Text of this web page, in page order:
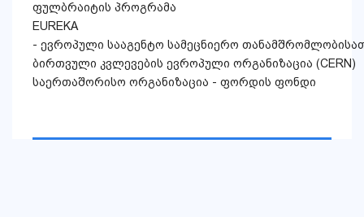
ფულბრაიტის პროგრამა
EUREKA
- ევროპული სააგენტო სამეცნიერო
ბირთვული კვლევების ევროპული ორგანიზაცია (CERN)
საერთაშორისო ორგანიზაცია - ფორდის ფონდი